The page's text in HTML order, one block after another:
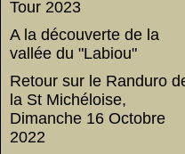
Tour 2023
A la découverte de la
vallée du "Labiou"
Retour sur le Randuro
la St Michéloise,
Dimanche 16 Octobre
2022